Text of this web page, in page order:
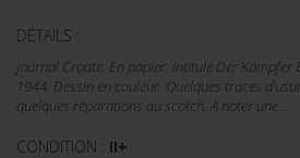
DÉTAILS :
Journal Croate. En papier. Intitulé Der
1944. Dessin en couleur. Quelques traces
quelques réparations au scotch. A noter une...
CONDITION : II+